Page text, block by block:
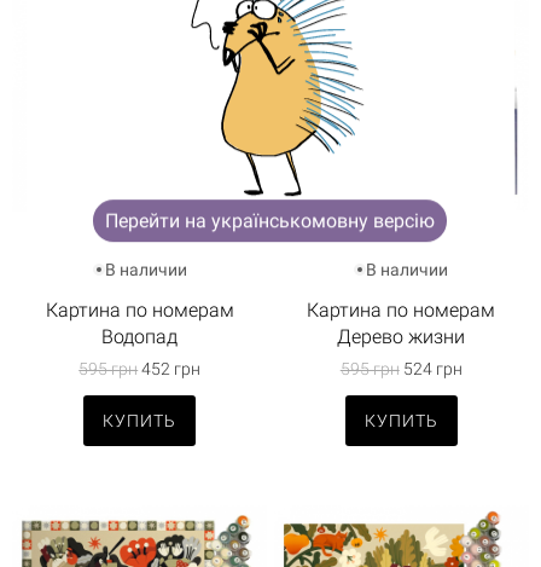
В наличии
Картина по номерам
Водопад
595 грн452 грн
КУПИТЬ
В наличии
Картина по номерам
Дерево жизни
595 грн524 грн
КУПИТЬ
Перейти на українськомовну версію
Корзина пуста